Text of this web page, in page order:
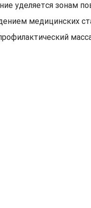
уделяется зонам
медицинских